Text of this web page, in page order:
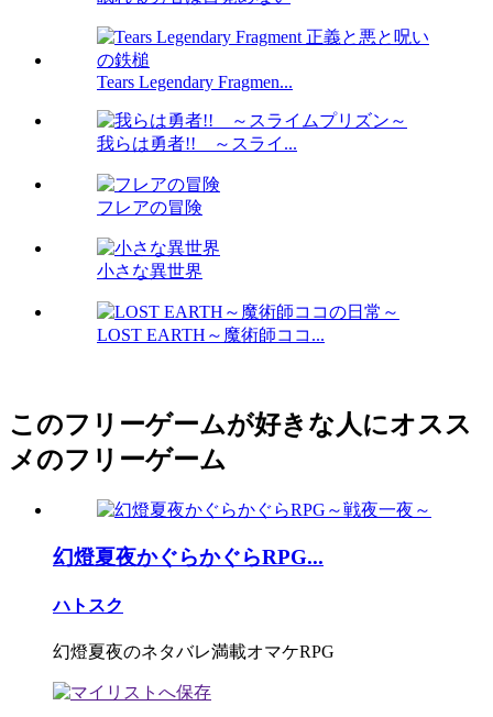
Tears Legendary Fragmen...
我らは勇者!! ～スライ...
フレアの冒険
小さな異世界
LOST EARTH～魔術師ココ...
このフリーゲームが好きな人にオスス
メのフリーゲーム
幻燈夏夜かぐらかぐらRPG...
ハトスク
幻燈夏夜のネタバレ満載オマケRPG